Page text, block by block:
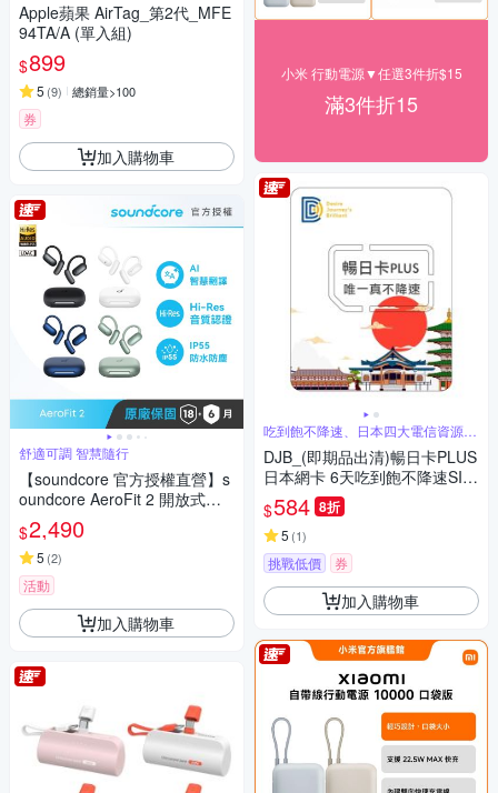
Apple蘋果 AirTag_第2代_MFE
94TA/A (單入組)
$899
5 (9) 總銷量>100
券
加入購物車
舒適可調 智慧隨行
【soundcore 官方授權直營】s
oundcore AeroFit 2 開放式藍
牙耳機
$2,490
5 (2)
活動
加入購物車
小米 行動電源▼任選3件折$15
滿3件折15
吃到飽不降速、日本四大電信資源共
享
DJB_(即期品出清)暢日卡PLUS
日本網卡 6天吃到飽不降速SIM
卡
$584 8折
5 (1)
挑戰低價 券
加入購物車